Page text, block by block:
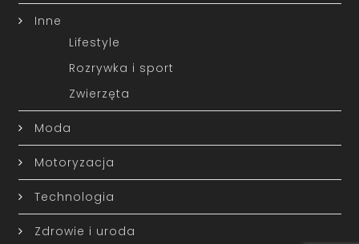
Inne
Lifestyle
Rozrywka i sport
Zwierzęta
Moda
Motoryzacja
Technologia
Zdrowie i uroda